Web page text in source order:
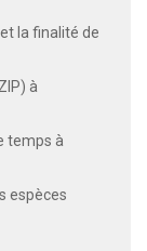
la finalité de
à
temps à
espèces